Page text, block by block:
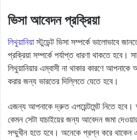
ভিসা আবেদন প্রক্রিয়া
লিথুয়ানিয়াস্টুডেন্ট ভিসা সম্পর্কে ভালোভাবে
প্রক্রিয়া সম্পর্কে পর্যাপ্ত ধারণা থাকতে হবে।
লিথুয়ানিয়ার এম্বাসী না থাকার কারণে
করার জন্য ভারতের দিল্লিতে যেতে হবে।
এজন্য আপনাকে দ্রুত এপয়েন্টমেন্ট নিতে হবে।
কেমন সেটা যাচাইয়ের জন্য আবেদন জমা
সম্মুখীন হতে হবে। অনেকে প্রশ্ন করে থাকেন